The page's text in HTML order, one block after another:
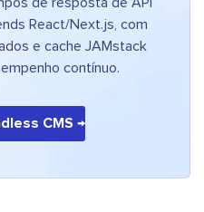
de resposta de API
React/Next.js, com
e cache JAMstack
contínuo.
CMS →